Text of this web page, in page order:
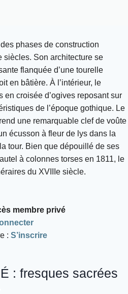
phases de construction
siècles. Son architecture se
flanquée d’une tourelle
en bâtière. À l’intérieur, le
en croisée d’ogives reposant sur
de l’époque gothique. Le
une remarquable clef de voûte
écusson à fleur de lys dans la
tour. Bien que dépouillé de ses
à colonnes torses en 1811, le
du XVIIIe siècle.
membre privé
: S’inscrire
: fresques sacrées